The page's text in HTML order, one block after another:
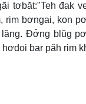
tơbăt:"Teh đak
rim bơngai, kon
Đơ̆ng blŭg
ƀar păh rim